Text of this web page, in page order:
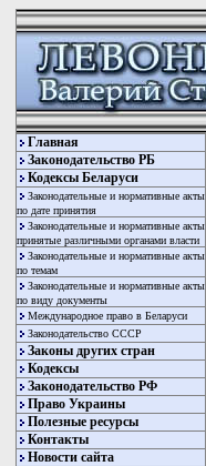
Главная
Законодательство РБ
Кодексы Беларуси
Законодательные и нормативные акты
по дате принятия
Законодательные и нормативные акты
принятые различными органами власти
Законодательные и нормативные акты
по темам
Законодательные и нормативные акты
по виду документы
Международное право в Беларуси
Законодательство СССР
Законы других стран
Кодексы
Законодательство РФ
Право Украины
Полезные ресурсы
Контакты
Новости сайта